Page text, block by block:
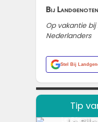
Bij Landgenoten
Op vakantie
Nederlanders
Stel Bij
Tip